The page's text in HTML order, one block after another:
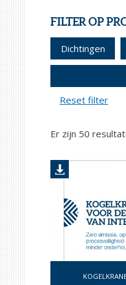
FILTER OP
Dichtingen
Reset filter
Er zijn 50